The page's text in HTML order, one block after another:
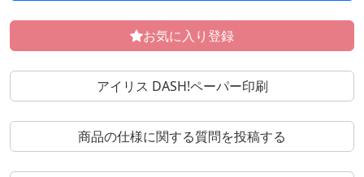
お気に入り登録
アイリス DASH!ペーパー印刷
商品の仕様に関する質問を投稿する